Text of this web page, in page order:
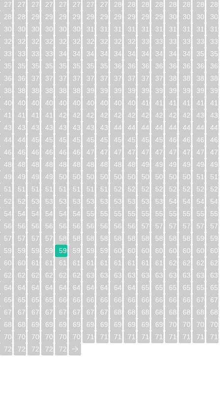
272
273 274 275 276 277 278 279 280 281 282 283 284 285 286
288
289 290 291 292 293 294 295 296 297 298 299 300 301 302
304
305 306 307 308 309 310 311 312 313 314 315 316 317 318
320
321 322 323 324 325 326 327 328 329 330 331 332 333 334
336
337 338 339 340 341 342 343 344 345 346 347 348 349 350
352
353 354 355 356 357 358 359 360 361 362 363 364 365 366
368
369 370 371 372 373 374 375 376 377 378 379 380 381 382
384
385 386 387 388 389 390 391 392 393 394 395 396 397 398
400
401 402 403 404 405 406 407 408 409 410 411 412 413 414
416
417 418 419 420 421 422 423 424 425 426 427 428 429 430
432
433 434 435 436 437 438 439 440 441 442 443 444 445 446
448
449 450 451 452 453 454 455 456 457 458 459 460 461 462
464
465 466 467 468 469 470 471 472 473 474 475 476 477 478
480
481 482 483 484 485 486 487 488 489 490 491 492 493 494
496
497 498 499 500 501 502 503 504 505 506 507 508 509 510
512
513 514 515 516 517 518 519 520 521 522 523 524 525 526
528
529 530 531 532 533 534 535 536 537 538 539 540 541 542
544
545 546 547 548 549 550 551 552 553 554 555 556 557 558
560
561 562 563 564 565 566 567 568 569 570 571 572 573 574
576
577 578 579 580 581 582 583 584 585 586 587 588 589 590
592
593 594 595 596 597 598 599 600 601 602 603 604 605 606
608
609 610 611 612 613 614 615 616 617 618 619 620 621 622
624
625 626 627 628 629 630 631 632 633 634 635 636 637 638
640
641 642 643 644 645 646 647 648 649 650 651 652 653 654
656
657 658 659 660 661 662 663 664 665 666 667 668 669 670
672
673 674 675 676 677 678 679 680 681 682 683 684 685 686
688
689 690 691 692 693 694 695 696 697 698 699 700 701 702
704
705 706 707 708 709 710 711 712 713 714 715 716 717 718
720
721 722 723 724